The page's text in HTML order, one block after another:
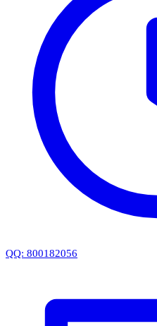
QQ: 800182056